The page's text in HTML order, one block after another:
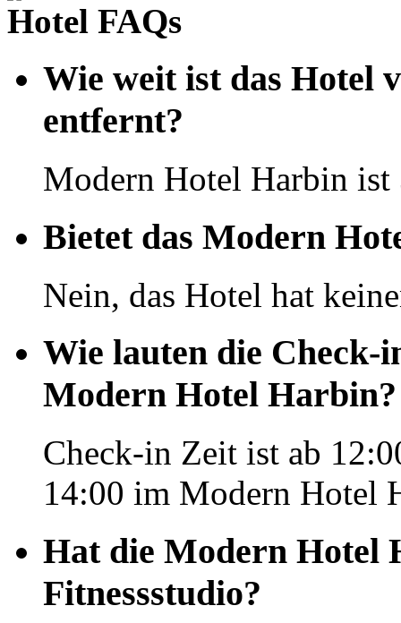
Hotel FAQs
Wie weit ist das Hotel
entfernt?
Modern Hotel Harbin
Bietet das Modern
Nein, das Hotel hat
Wie lauten die Check-
Modern Hotel Harbin?
Check-in Zeit ist ab
14:00 im Modern Hotel
Hat die Modern Hotel
Fitnessstudio?